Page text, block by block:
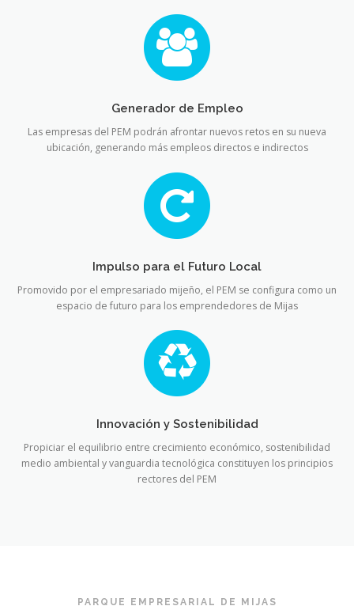
Generador de Empleo
Las empresas del PEM podrán afrontar nuevos retos en su nueva
ubicación, generando más empleos directos e indirectos
Impulso para el Futuro Local
Promovido por el empresariado mijeño, el PEM se configura como un
espacio de futuro para los emprendedores de Mijas
Innovación y Sostenibilidad
Propiciar el equilibrio entre crecimiento económico, sostenibilidad
medio ambiental y vanguardia tecnológica constituyen los principios
rectores del PEM
PARQUE EMPRESARIAL DE MIJAS